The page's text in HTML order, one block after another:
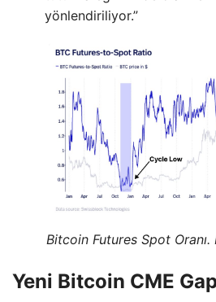
yönlendiriliyor.”
Bitcoin Futures Spot
Yeni Bitcoin CME